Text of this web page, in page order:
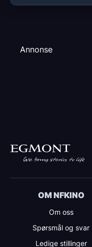
Annonse
OM NFKINO
Om oss
Spørsmål og svar
Ledige stillinger